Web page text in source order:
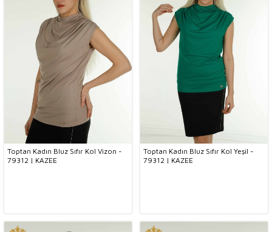
Toptan Kadın Bluz Sıfır Kol Vizon -
79312 | KAZEE
Toptan Kadın Bluz Sıfır Kol Yeşil -
79312 | KAZEE